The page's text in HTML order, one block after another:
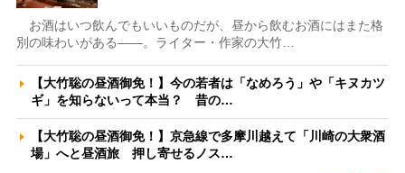
お酒はいつ飲んでもいいものだが、昼から飲むお酒にはまた格
別の味わいがある――。ライター・作家の大竹…
【大竹聡の昼酒御免！】今の若者は「なめろう」や「キヌカツ
ギ」を知らないって本当？ 昔の…
【大竹聡の昼酒御免！】京急線で多摩川越えて「川崎の大衆酒
場」へと昼酒旅 押し寄せるノス…